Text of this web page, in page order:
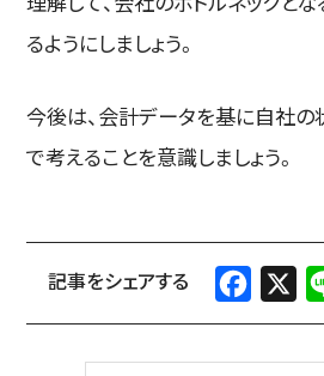
るようにしましょう。
今後は、会計データを基に自社
で考えることを意識しましょう。
X